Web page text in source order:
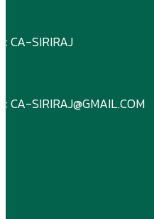
: CA-SIRIRAJ
: CA-SIRIRAJ@GMAIL.COM